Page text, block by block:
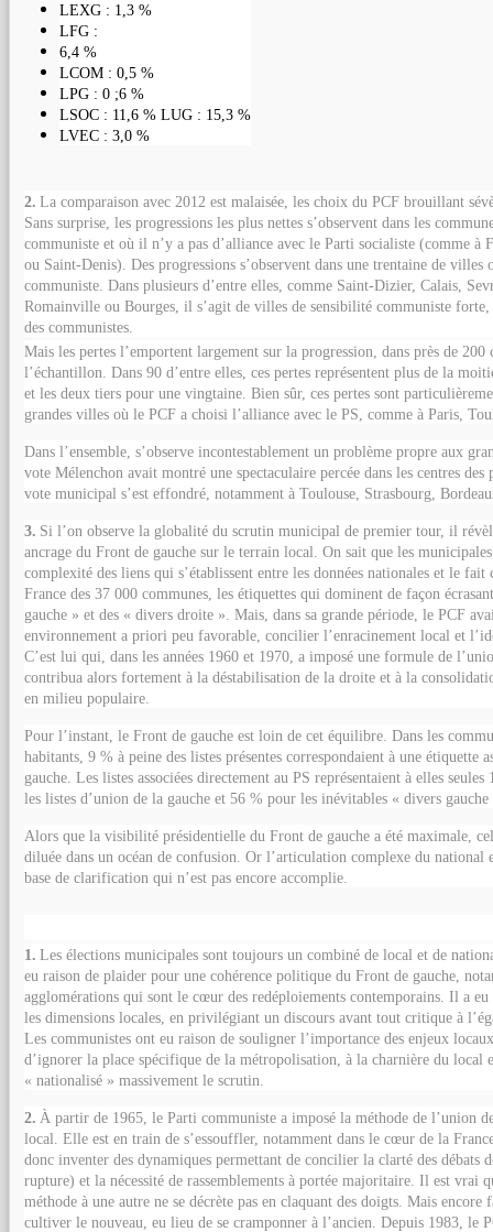
LEXG : 1,3 %
LFG :
6,4 %
LCOM : 0,5 %
LPG : 0 ;6 %
LSOC : 11,6 % LUG : 15,3 %
LVEC : 3,0 %
2. La comparaison avec 2012 est malaisée, les choix du PCF brouillant
Sans surprise, les progressions les plus nettes s’observent dans les
communiste et où il n’y a pas d’alliance avec le Parti socialiste (comme à
ou Saint-Denis). Des progressions s’observent dans une trentaine de villes
communiste. Dans plusieurs d’entre elles, comme Saint-Dizier, Calais,
Romainville ou Bourges, il s’agit de villes de sensibilité communiste forte,
des communistes.
Mais les pertes l’emportent largement sur la progression, dans près de 200
l’échantillon. Dans 90 d’entre elles, ces pertes représentent plus de la
et les deux tiers pour une vingtaine. Bien sûr, ces pertes sont
grandes villes où le PCF a choisi l’alliance avec le PS, comme à Paris,
Dans l’ensemble, s’observe incontestablement un problème propre aux
vote Mélenchon avait montré une spectaculaire percée dans les centres
vote municipal s’est effondré, notamment à Toulouse, Strasbourg,
3. Si l’on observe la globalité du scrutin municipal de premier tour, il
ancrage du Front de gauche sur le terrain local. On sait que les
complexité des liens qui s’établissent entre les données nationales et le fait
France des 37 000 communes, les étiquettes qui dominent de façon
gauche » et des « divers droite ». Mais, dans sa grande période, le PCF
environnement a priori peu favorable, concilier l’enracinement local et
C’est lui qui, dans les années 1960 et 1970, a imposé une formule de
contribua alors fortement à la déstabilisation de la droite et à la
en milieu populaire.
Pour l’instant, le Front de gauche est loin de cet équilibre. Dans les
habitants, 9 % à peine des listes présentes correspondaient à une étiquette
gauche. Les listes associées directement au PS représentaient à elles
les listes d’union de la gauche et 56 % pour les inévitables « divers gauche
Alors que la visibilité présidentielle du Front de gauche a été maximale,
diluée dans un océan de confusion. Or l’articulation complexe du national
base de clarification qui n’est pas encore accomplie.
1. Les élections municipales sont toujours un combiné de local et de
eu raison de plaider pour une cohérence politique du Front de gauche,
agglomérations qui sont le cœur des redéploiements contemporains. Il a
les dimensions locales, en privilégiant un discours avant tout critique à
Les communistes ont eu raison de souligner l’importance des enjeux
d’ignorer la place spécifique de la métropolisation, à la charnière du local
« nationalisé » massivement le scrutin.
2. À partir de 1965, le Parti communiste a imposé la méthode de l’union
local. Elle est en train de s’essouffler, notamment dans le cœur de la
donc inventer des dynamiques permettant de concilier la clarté des débats
rupture) et la nécessité de rassemblements à portée majoritaire. Il est vrai
méthode à une autre ne se décrète pas en claquant des doigts. Mais
cultiver le nouveau, eu lieu de se cramponner à l’ancien. Depuis 1983, le